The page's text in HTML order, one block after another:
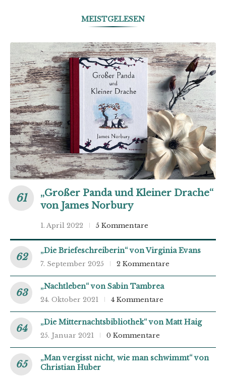
MEISTGELESEN
„Großer Panda und Kleiner Drache“
von James Norbury
1. April 2022 5 Kommentare
„Die Briefeschreiberin“ von Virginia Evans
7. September 2025 2 Kommentare
„Nachtleben“ von Sabin Tambrea
24. Oktober 2021 4 Kommentare
„Die Mitternachtsbibliothek“ von Matt Haig
25. Januar 2021 0 Kommentare
„Man vergisst nicht, wie man schwimmt“ von
Christian Huber